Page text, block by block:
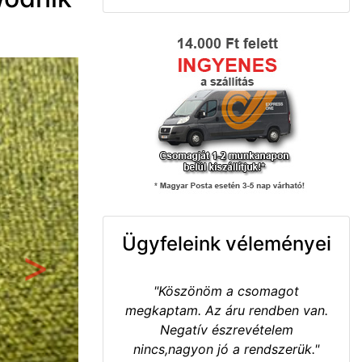
Következő
Ügyfeleink véleményei
"Köszönöm a csomagot
megkaptam. Az áru rendben van.
Negatív észrevételem
nincs,nagyon jó a rendszerük."